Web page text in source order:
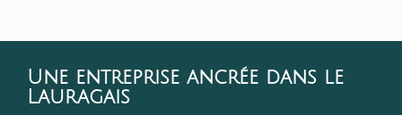
Une entreprise ancrée dans le
Lauragais